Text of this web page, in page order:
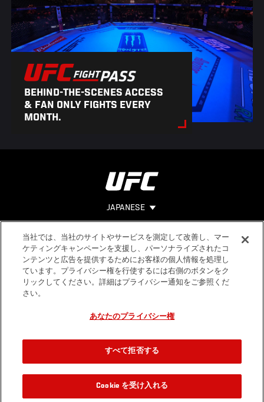
BEHIND-THE-SCENES ACCESS
& FAN ONLY FIGHTS EVERY
MONTH.
JAPANESE
Footer ヘルプ
法的事項
利用規約
個人情報保
当社では、当社のサイトやサービスを測定して改善し、マー
ケティングキャンペーンを支援し、パーソナライズされたコ
ンテンツと広告を提供するためにお客様の個人情報を処理し
ています。プライバシー権を行使するには右側のボタンをク
リックしてください。詳細はプライバシー通知をご参照くだ
さい。
あなたのプライバシー権
すべて拒否する
Cookie を受け入れる